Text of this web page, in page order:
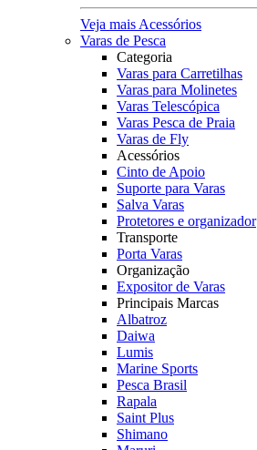
Veja mais Acessórios
Varas de Pesca
Categoria
Varas para Carretilhas
Varas para Molinetes
Varas Telescópica
Varas Pesca de Praia
Varas de Fly
Acessórios
Cinto de Apoio
Suporte para Varas
Salva Varas
Protetores e organizador
Transporte
Porta Varas
Organização
Expositor de Varas
Principais Marcas
Albatroz
Daiwa
Lumis
Marine Sports
Pesca Brasil
Rapala
Saint Plus
Shimano